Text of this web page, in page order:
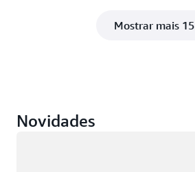
Mostrar mais 15
Novidades